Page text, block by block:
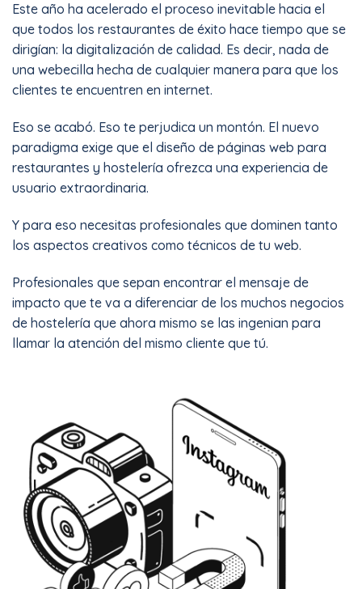
Este año ha acelerado el proceso inevitable hacia el
que todos los restaurantes de éxito hace tiempo que se
dirigían: la digitalización de calidad. Es decir, nada de
una webecilla hecha de cualquier manera para que los
clientes te encuentren en internet.
Eso se acabó. Eso te perjudica un montón. El nuevo
paradigma exige que el diseño de páginas web para
restaurantes y hostelería ofrezca una experiencia de
usuario extraordinaria.
Y para eso necesitas profesionales que dominen tanto
los aspectos creativos como técnicos de tu web.
Profesionales que sepan encontrar el mensaje de
impacto que te va a diferenciar de los muchos negocios
de hostelería que ahora mismo se las ingenian para
llamar la atención del mismo cliente que tú.